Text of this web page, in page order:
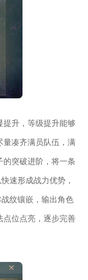
升，等级提升能够
量凑齐满员队伍，满
的突破进阶，将一条
速形成战力优势，
纹镶嵌，输出角色
点位点亮，逐步完善